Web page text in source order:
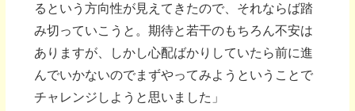
るという方向性が見えてきたので、それならば踏
み切っていこうと。期待と若干のもちろん不安は
ありますが、しかし心配ばかりしていたら前に進
んでいかないのでまずやってみようということで
チャレンジしようと思いました」